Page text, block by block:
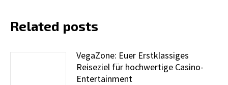
Related posts
VegaZone: Euer Erstklassiges
Reiseziel für hochwertige Casino-
Entertainment